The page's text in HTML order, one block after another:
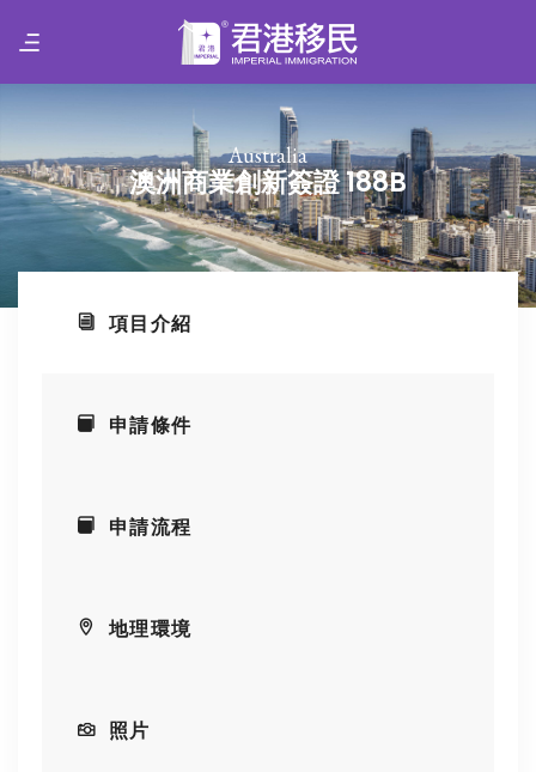
Australia
澳洲商業創新簽證 188B
項目介紹
地理環境
照片
申請條件
申請流程